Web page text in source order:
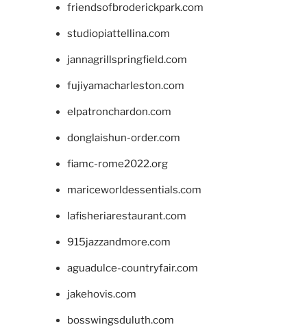
friendsofbroderickpark.com
studiopiattellina.com
jannagrillspringfield.com
fujiyamacharleston.com
elpatronchardon.com
donglaishun-order.com
fiamc-rome2022.org
mariceworldessentials.com
lafisheriarestaurant.com
915jazzandmore.com
aguadulce-countryfair.com
jakehovis.com
bosswingsduluth.com